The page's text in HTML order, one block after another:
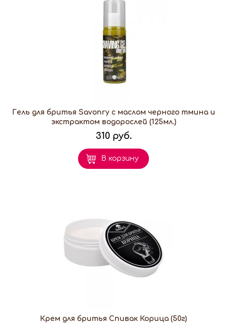
Гель для бритья Savonry с маслом черного тмина и
экстрактом водорослей (125мл.)
310 руб.
В корзину
Крем для бритья Спивак Корица (50г)